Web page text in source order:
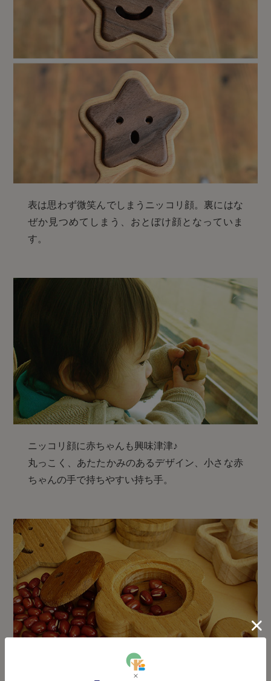
表は思わず微笑んでしまうニッコリ顔。裏にはな
ぜか見つめてしまう、おとぼけ顔となっていま
す。
ニッコリ顔に赤ちゃんも興味津津♪
丸っこく、あたたかみのあるデザイン、小さな赤
ちゃんの手で持ちやすい持ち手。